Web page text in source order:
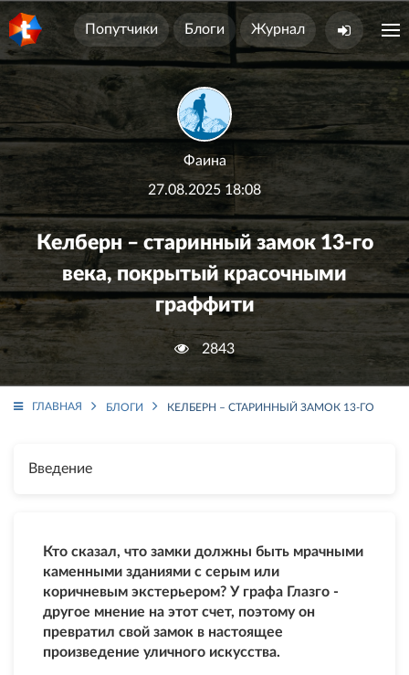
Попутчики Блоги Журнал
Фаина
27.08.2025 18:08
Келберн – старинный замок 13-го
века, покрытый красочными
граффити
2843
ГЛАВНАЯ БЛОГИ КЕЛБЕРН – СТАРИННЫЙ ЗАМОК 13-ГО
Введение
Кто сказал, что замки должны быть мрачными
каменными зданиями с серым или
коричневым экстерьером? У графа Глазго -
другое мнение на этот счет, поэтому он
превратил свой замок в настоящее
произведение уличного искусства.